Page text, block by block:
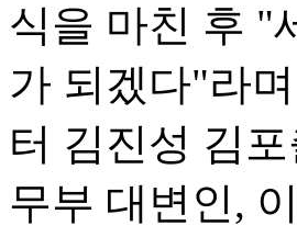
식을 마친 후 "
가 되겠다"라
터 김진성 김
무부 대변인,